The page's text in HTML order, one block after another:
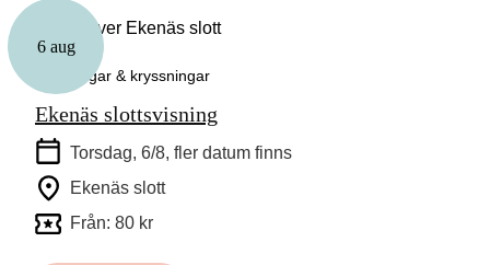
6 aug
Guidningar & kryssningar
Ekenäs slottsvisning
Torsdag, 6/8, fler datum finns
Ekenäs slott
Från: 80 kr